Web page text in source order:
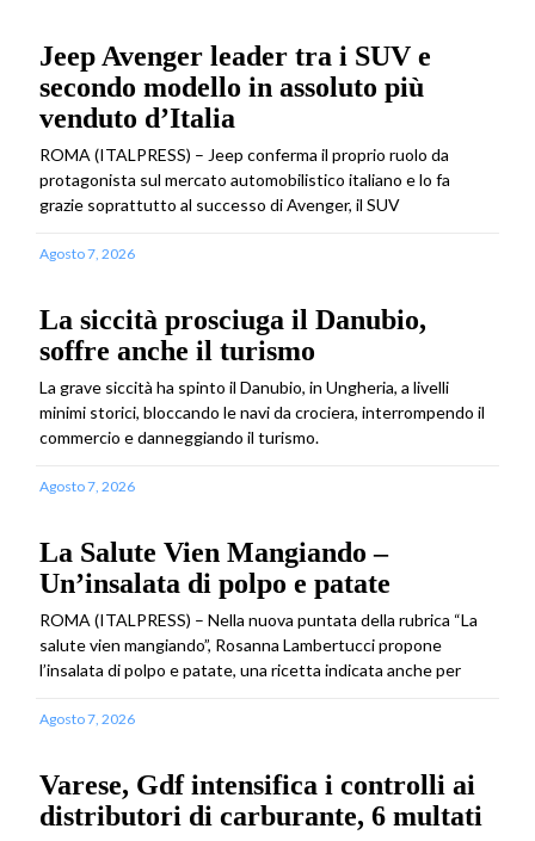
Jeep Avenger leader tra i SUV e
secondo modello in assoluto più
venduto d’Italia
ROMA (ITALPRESS) – Jeep conferma il proprio ruolo da
protagonista sul mercato automobilistico italiano e lo fa
grazie soprattutto al successo di Avenger, il SUV
Agosto 7, 2026
La siccità prosciuga il Danubio,
soffre anche il turismo
La grave siccità ha spinto il Danubio, in Ungheria, a livelli
minimi storici, bloccando le navi da crociera, interrompendo il
commercio e danneggiando il turismo.
Agosto 7, 2026
La Salute Vien Mangiando –
Un’insalata di polpo e patate
ROMA (ITALPRESS) – Nella nuova puntata della rubrica “La
salute vien mangiando”, Rosanna Lambertucci propone
l’insalata di polpo e patate, una ricetta indicata anche per
Agosto 7, 2026
Varese, Gdf intensifica i controlli ai
distributori di carburante, 6 multati